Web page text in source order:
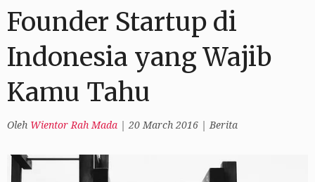
Founder Startup di
Indonesia yang Wajib
Kamu Tahu
Oleh Wientor Rah Mada 20 March 2016 Berita